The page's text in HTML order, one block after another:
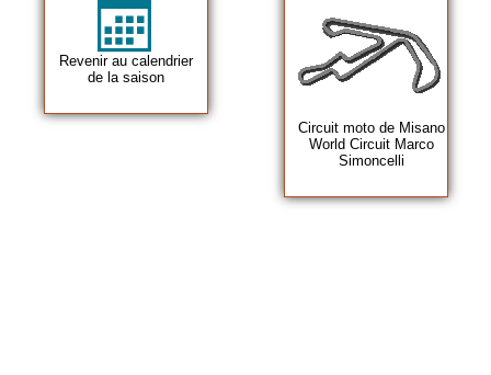
Revenir au calendrier
de la saison
Circuit moto de Misano
World Circuit Marco
Simoncelli